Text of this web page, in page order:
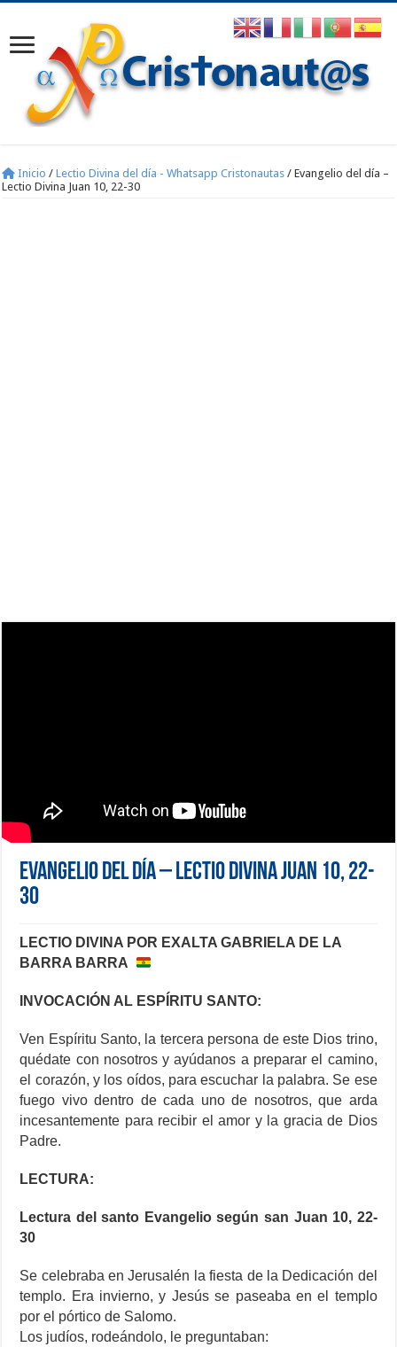
Inicio / Lectio Divina del día - Whatsapp Cristonautas / Evangelio del día –
Lectio Divina Juan 10, 22-30
Evangelio del día – Lectio Divina Juan 10, 22-
30
LECTIO DIVINA POR EXALTA GABRIELA DE LA
BARRA BARRA
INVOCACIÓN AL ESPÍRITU SANTO:
Ven Espíritu Santo, la tercera persona de este Dios trino,
quédate con nosotros y ayúdanos a preparar el camino,
el corazón, y los oídos, para escuchar la palabra. Se ese
fuego vivo dentro de cada uno de nosotros, que arda
incesantemente para recibir el amor y la gracia de Dios
Padre.
LECTURA:
Lectura del santo Evangelio según san Juan 10, 22-
30
Se celebraba en Jerusalén la fiesta de la Dedicación del
templo. Era invierno, y Jesús se paseaba en el templo
por el pórtico de Salomo.
Los judíos, rodeándolo, le preguntaban: